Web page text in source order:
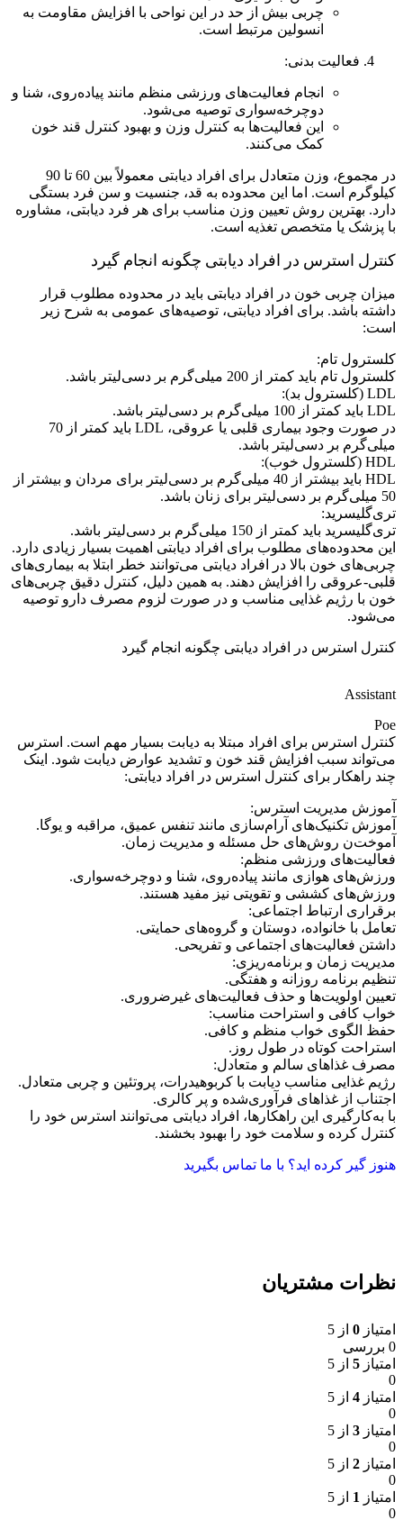
چربی بیش از حد در این نواحی با افزایش مقاومت به
انسولین مرتبط است.
فعالیت بدنی:
انجام فعالیت‌های ورزشی منظم مانند پیاده‌روی، شنا و
دوچرخه‌سواری توصیه می‌شود.
این فعالیت‌ها به کنترل وزن و بهبود کنترل قند خون
کمک می‌کنند.
در مجموع، وزن متعادل برای افراد دیابتی معمولاً بین 60 تا 90
کیلوگرم است. اما این محدوده به قد، جنسیت و سن فرد بستگی
دارد. بهترین روش تعیین وزن مناسب برای هر فرد دیابتی، مشاوره
با پزشک یا متخصص تغذیه است.
کنترل استرس در افراد دیابتی چگونه انجام گیرد
میزان چربی خون در افراد دیابتی باید در محدوده مطلوب قرار
داشته باشد. برای افراد دیابتی، توصیه‌های عمومی به شرح زیر
است:
کلسترول تام:
کلسترول تام باید کمتر از 200 میلی‌گرم بر دسی‌لیتر باشد.
LDL (کلسترول بد):
LDL باید کمتر از 100 میلی‌گرم بر دسی‌لیتر باشد.
در صورت وجود بیماری قلبی یا عروقی، LDL باید کمتر از 70
میلی‌گرم بر دسی‌لیتر باشد.
HDL (کلسترول خوب):
HDL باید بیشتر از 40 میلی‌گرم بر دسی‌لیتر برای مردان و بیشتر از
50 میلی‌گرم بر دسی‌لیتر برای زنان باشد.
تری‌گلیسرید:
تری‌گلیسرید باید کمتر از 150 میلی‌گرم بر دسی‌لیتر باشد.
این محدوده‌های مطلوب برای افراد دیابتی اهمیت بسیار زیادی دارد.
چربی‌های خون بالا در افراد دیابتی می‌توانند خطر ابتلا به بیماری‌های
قلبی-عروقی را افزایش دهند. به همین دلیل، کنترل دقیق چربی‌های
خون با رژیم غذایی مناسب و در صورت لزوم مصرف دارو توصیه
می‌شود.
کنترل استرس در افراد دیابتی چگونه انجام گیرد
Assistant
Poe
کنترل استرس برای افراد مبتلا به دیابت بسیار مهم است. استرس
می‌تواند سبب افزایش قند خون و تشدید عوارض دیابت شود. اینک
چند راهکار برای کنترل استرس در افراد دیابتی:
آموزش مدیریت استرس:
آموزش تکنیک‌های آرام‌سازی مانند تنفس عمیق، مراقبه و یوگا.
آموخت‌ن روش‌های حل مسئله و مدیریت زمان.
فعالیت‌های ورزشی منظم:
ورزش‌های هوازی مانند پیاده‌روی، شنا و دوچرخه‌سواری.
ورزش‌های کششی و تقویتی نیز مفید هستند.
برقراری ارتباط اجتماعی:
تعامل با خانواده، دوستان و گروه‌های حمایتی.
داشتن فعالیت‌های اجتماعی و تفریحی.
مدیریت زمان و برنامه‌ریزی:
تنظیم برنامه روزانه و هفتگی.
تعیین اولویت‌ها و حذف فعالیت‌های غیرضروری.
خواب کافی و استراحت مناسب:
حفظ الگوی خواب منظم و کافی.
استراحت کوتاه در طول روز.
مصرف غذاهای سالم و متعادل:
رژیم غذایی مناسب دیابت با کربوهیدرات، پروتئین و چربی متعادل.
اجتناب از غذاهای فرآوری‌شده و پر کالری.
با به‌کارگیری این راهکارها، افراد دیابتی می‌توانند استرس خود را
کنترل کرده و سلامت خود را بهبود بخشند.
هنوز گیر کرده اید؟ با ما تماس بگیرید
نظرات مشتریان
امتیاز 0 از 5
0 بررسی
امتیاز 5 از 5
0
امتیاز 4 از 5
0
امتیاز 3 از 5
0
امتیاز 2 از 5
0
امتیاز 1 از 5
0